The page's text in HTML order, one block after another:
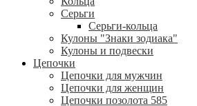
Серьги
Серьги-кольца
Кулоны "Знаки зодиака"
Кулоны и подвески
Цепочки
Цепочки для мужчин
Цепочки для женщин
Цепочки позолота 585